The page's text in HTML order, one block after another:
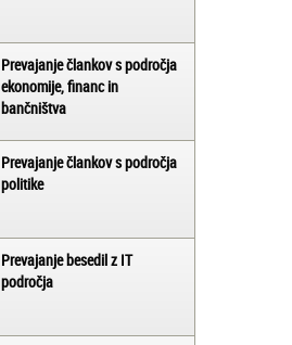
Prevajanje člankov s področja
ekonomije, financ in
bančništva
Prevajanje člankov s področja
politike
Prevajanje besedil z IT
področja